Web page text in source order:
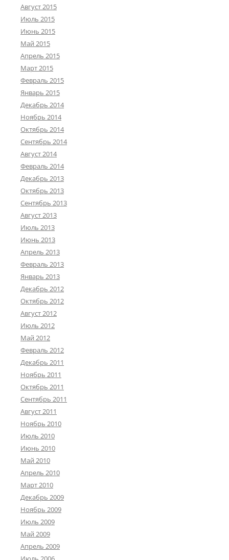
Август 2015
Июль 2015
Июнь 2015
Май 2015
Апрель 2015
Март 2015
Февраль 2015
Январь 2015
Декабрь 2014
Ноябрь 2014
Октябрь 2014
Сентябрь 2014
Август 2014
Февраль 2014
Декабрь 2013
Октябрь 2013
Сентябрь 2013
Август 2013
Июль 2013
Июнь 2013
Апрель 2013
Февраль 2013
Январь 2013
Декабрь 2012
Октябрь 2012
Август 2012
Июль 2012
Май 2012
Февраль 2012
Декабрь 2011
Ноябрь 2011
Октябрь 2011
Сентябрь 2011
Август 2011
Ноябрь 2010
Июль 2010
Июнь 2010
Май 2010
Апрель 2010
Март 2010
Декабрь 2009
Ноябрь 2009
Июль 2009
Май 2009
Апрель 2009